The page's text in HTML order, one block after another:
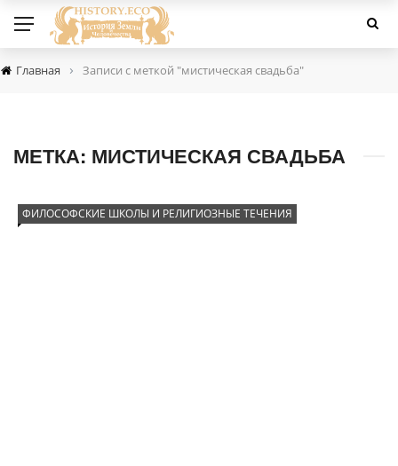
Главная › Записи с меткой "мистическая свадьба"
МЕТКА: МИСТИЧЕСКАЯ СВАДЬБА
ФИЛОСОФСКИЕ ШКОЛЫ И РЕЛИГИОЗНЫЕ ТЕЧЕНИЯ